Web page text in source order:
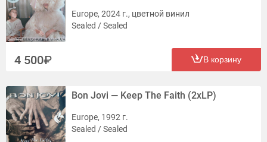
Europe, 2024 г., цветной винил
Sealed / Sealed
4 500 В корзину
Bon Jovi — Keep The Faith (2xLP)
Europe, 1992 г.
Sealed / Sealed